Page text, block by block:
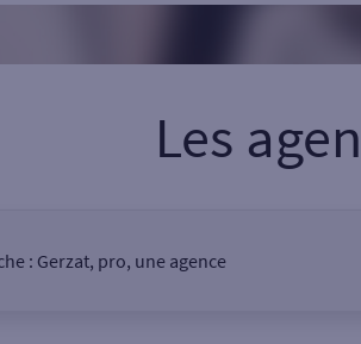
Les
: Gerzat, pro, une agence